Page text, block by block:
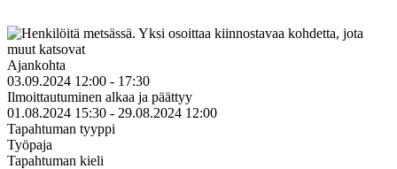
Ajankohta
03.09.2024 12:00 - 17:30
Ilmoittautuminen alkaa ja päättyy
01.08.2024 15:30 - 29.08.2024 12:00
Tapahtuman tyyppi
Työpaja
Tapahtuman kieli